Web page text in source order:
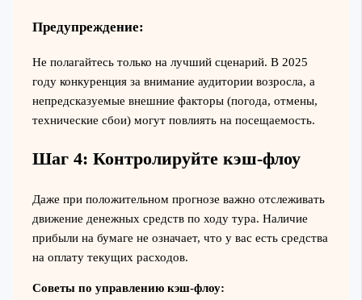
Предупреждение:
Не полагайтесь только на лучший сценарий. В 2025
году конкуренция за внимание аудитории возросла, а
непредсказуемые внешние факторы (погода, отмены,
технические сбои) могут повлиять на посещаемость.
Шаг 4: Контролируйте кэш-флоу
Даже при положительном прогнозе важно отслеживать
движение денежных средств по ходу тура. Наличие
прибыли на бумаге не означает, что у вас есть средства
на оплату текущих расходов.
Советы по управлению кэш-флоу: